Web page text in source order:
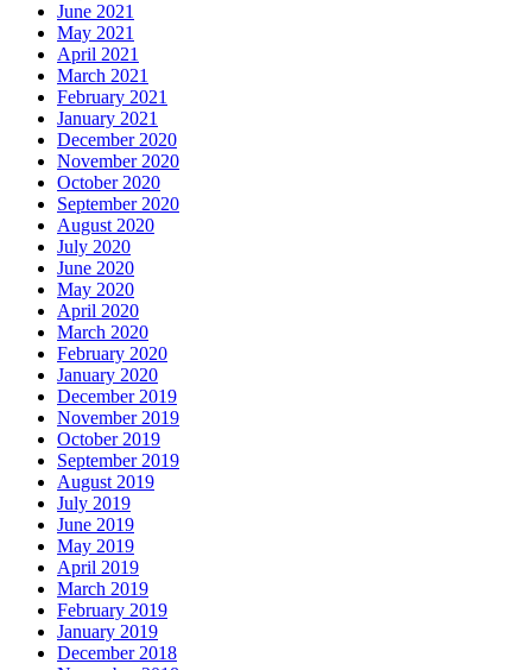
June 2021
May 2021
April 2021
March 2021
February 2021
January 2021
December 2020
November 2020
October 2020
September 2020
August 2020
July 2020
June 2020
May 2020
April 2020
March 2020
February 2020
January 2020
December 2019
November 2019
October 2019
September 2019
August 2019
July 2019
June 2019
May 2019
April 2019
March 2019
February 2019
January 2019
December 2018